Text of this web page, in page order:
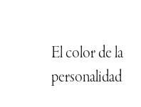
El color de la
personalidad